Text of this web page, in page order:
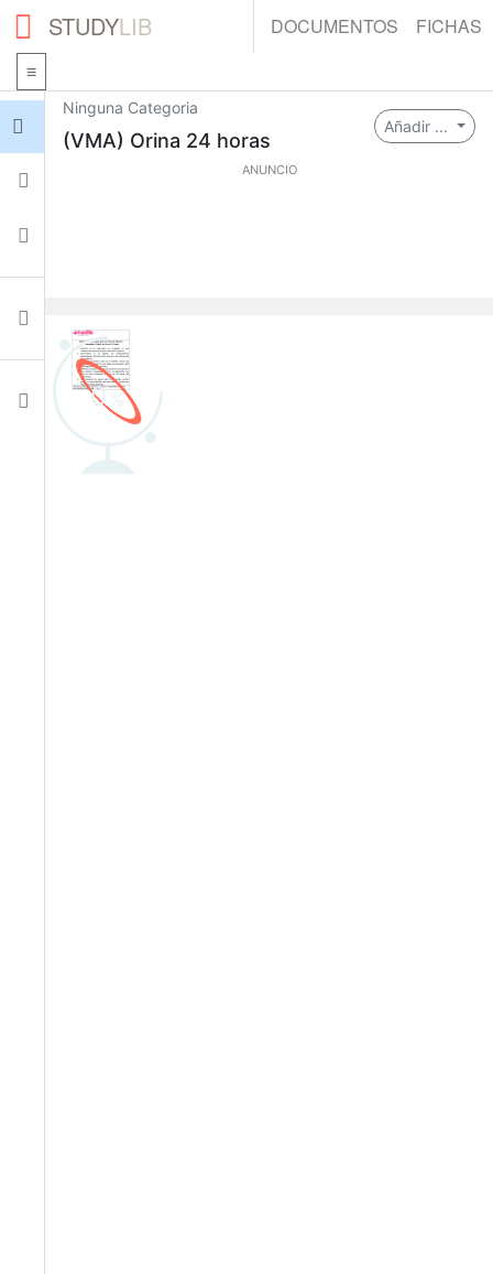
STUDYLIB DOCUMENTOS FICHAS
Iniciar sesión
Ajustes
Añadir ...
Ninguna Categoria
(VMA) Orina 24 horas
ANUNCIO
0